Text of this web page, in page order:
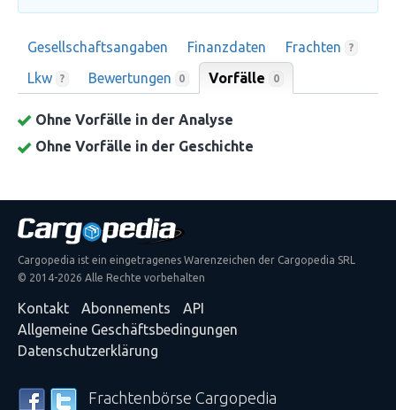
Gesellschaftsangaben Finanzdaten Frachten ?
Lkw ? Bewertungen 0 Vorfälle 0
Ohne Vorfälle in der Analyse
Ohne Vorfälle in der Geschichte
Cargopedia ist ein eingetragenes Warenzeichen der Cargopedia SRL
© 2014-2026 Alle Rechte vorbehalten
Kontakt Abonnements
API
Allgemeine Geschäftsbedingungen
Datenschutzerklärung
Frachtenbörse Cargopedia